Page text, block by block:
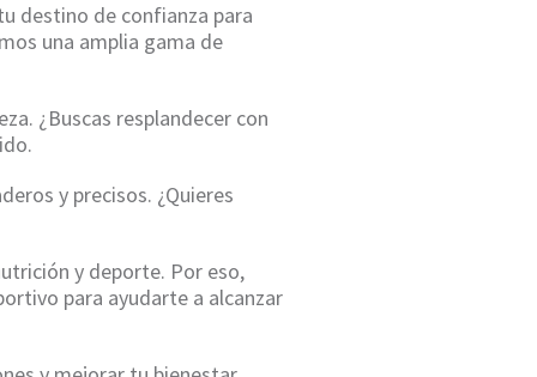
destino de confianza para
una amplia gama de
¿Buscas resplandecer con
y precisos. ¿Quieres
y deporte. Por eso,
para ayudarte a alcanzar